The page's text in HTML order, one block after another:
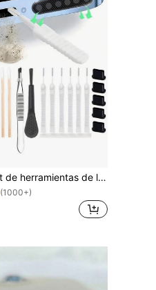
66 piezas Kit de herramientas de limpieza universal para puertos de altavoz de teléfonos móviles, compatible con iPhone y otros teléfonos, incluye 25 hisopos de limpieza, 1 cepillo de cerdas suaves, 24 filtros de aire para altavoces de teléfonos, 5 tapones antipolvo y 1 pinza, compatible con puertos de carga Tipo-C/Lightning
(1000+)